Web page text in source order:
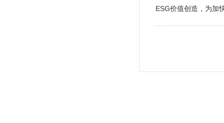
ESG价值创造，为加